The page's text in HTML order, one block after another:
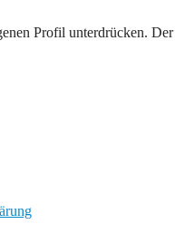
Profil unterdrücken. Der